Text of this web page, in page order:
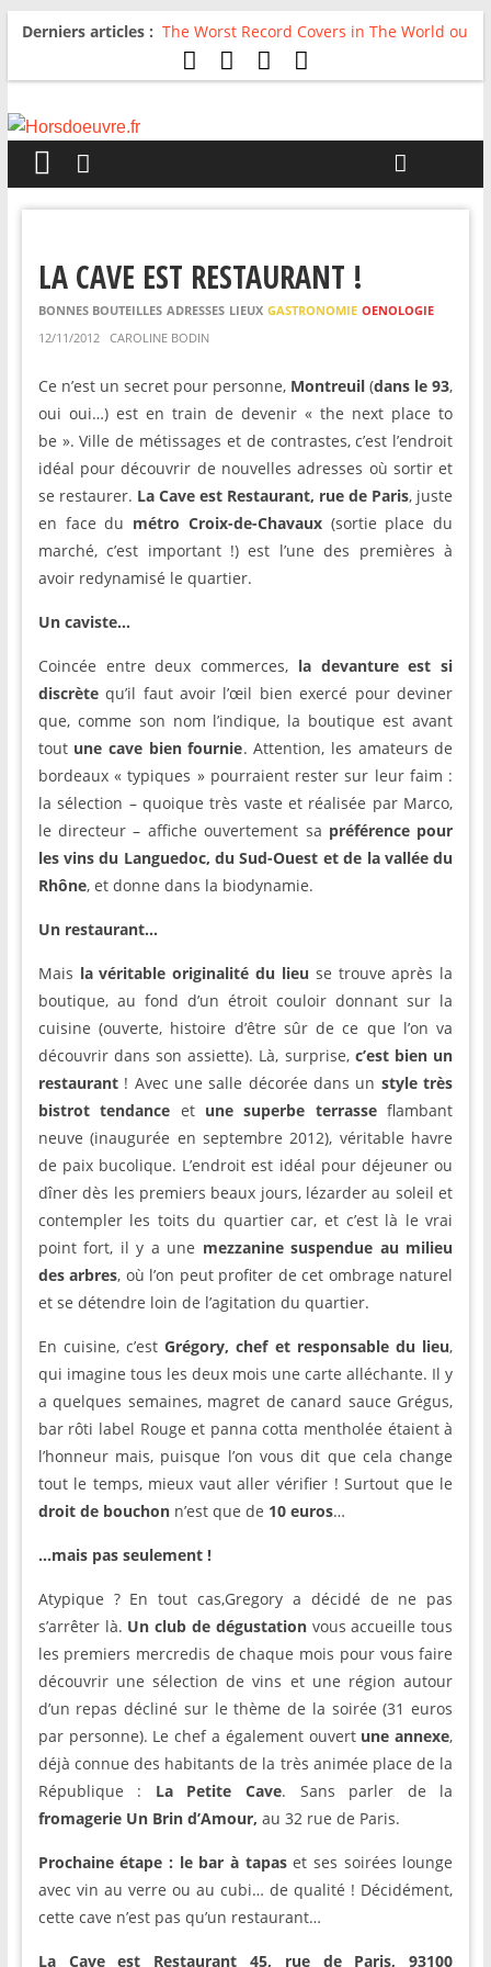
Derniers articles : The Worst Record Covers in The World ou
Comment rire du pire
Avril 2026 : C’est dans les vieux pots
For The First Time, Again : Tyler Ballgame
LA CAVE EST RESTAURANT !
BONNES BOUTEILLES ADRESSES LIEUX GASTRONOMIE OENOLOGIE
12/11/2012
CAROLINE BODIN
Ce n’est un secret pour personne, Montreuil(dans le 93,
oui oui…) est en train de devenir « the next place to
be ». Ville de métissages et de contrastes, c’est l’endroit
idéal pour découvrir de nouvelles adresses où sortir et
se restaurer. La Cave est Restaurant, rue de Paris, juste
en face du métro Croix-de-Chavaux(sortie place du
marché, c’est important !) est l’une des premières à
avoir redynamisé le quartier.
Un caviste…
Coincée entre deux commerces, la devanture est si
discrètequ’il faut avoir l’œil bien exercé pour deviner
que, comme son nom l’indique, la boutique est avant
tout une cave bien fournie. Attention, les amateurs de
bordeaux « typiques » pourraient rester sur leur faim :
la sélection – quoique très vaste et réalisée par Marco,
le directeur – affiche ouvertement sa préférence pour
les vins du Languedoc, du Sud-Ouest et de la vallée du
Rhône, et donne dans la biodynamie.
Un restaurant…
Mais la véritable originalité du lieu se trouve après la
boutique, au fond d’un étroit couloir donnant sur la
cuisine (ouverte, histoire d’être sûr de ce que l’on va
découvrir dans son assiette). Là, surprise, c’est bien un
restaurant! Avec une salle décorée dans un style très
bistrot tendance et une superbe terrasseflambant
neuve (inaugurée en septembre 2012), véritable havre
de paix bucolique. L’endroit est idéal pour déjeuner ou
dîner dès les premiers beaux jours, lézarder au soleil et
contempler les toits du quartier car, et c’est là le vrai
point fort, il y a une mezzanine suspendue au milieu
des arbres, où l’on peut profiter de cet ombrage naturel
et se détendre loin de l’agitation du quartier.
En cuisine, c’estGrégory, chef et responsable du lieu,
qui imagine tous les deux mois une carte alléchante. Il y
a quelques semaines, magret de canard sauce Grégus,
bar rôti label Rouge et panna cotta mentholée étaient à
l’honneur mais, puisque l’on vous dit que cela change
tout le temps, mieux vaut aller vérifier ! Surtout que le
droit de bouchonn’est que de 10 euros…
…mais pas seulement !
Atypique ? En tout cas,Gregory a décidé de ne pas
s’arrêter là. Un club de dégustationvous accueille tous
les premiers mercredis de chaque mois pour vous faire
découvrir une sélection de vins et une région autour
d’un repas décliné sur le thème de la soirée (31 euros
par personne). Le chef a également ouvert une annexe,
déjà connue des habitants de la très animée place de la
République : La Petite Cave. Sans parler de la
fromagerieUn Brin d’Amour, au 32 rue de Paris.
Prochaine étape : le bar à tapaset ses soirées lounge
avec vin au verre ou au cubi… de qualité ! Décidément,
cette cave n’est pas qu’un restaurant…
La Cave est Restaurant 45, rue de Paris, 93100